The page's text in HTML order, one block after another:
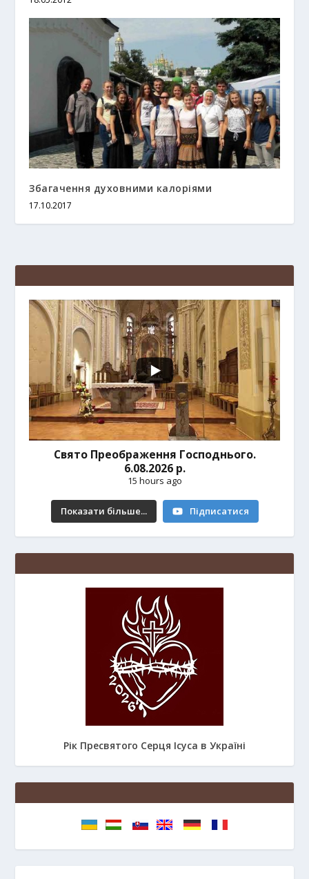
Збагачення духовними калоріями
17.10.2017
Свято Преображення Господнього.
6.08.2026 р.
15 hours ago
Показати більше... Підписатися
Рік Пресвятого Серця Ісуса в Україні